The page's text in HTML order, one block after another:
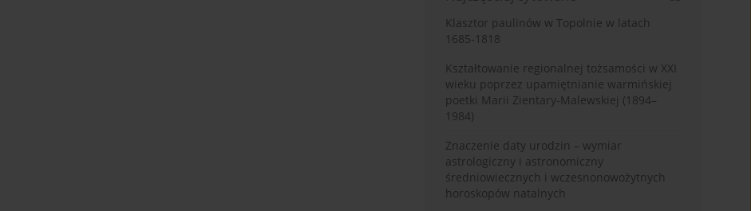
Klasztor paulinów w Topolnie w latach
1685-1818
Kształtowanie regionalnej tożsamości w XXI
wieku poprzez upamiętnianie warmińskiej
poetki Marii Zientary-Malewskiej (1894–
1984)
Znaczenie daty urodzin – wymiar
astrologiczny i astronomiczny
średniowiecznych i wczesnonowożytnych
horoskopów natalnych